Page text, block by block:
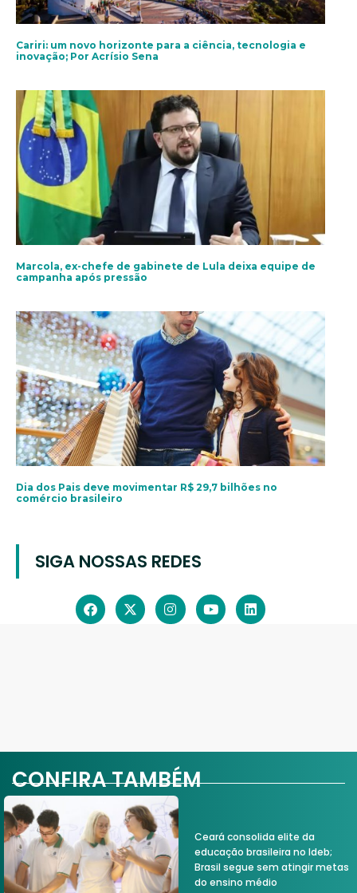
Cariri: um novo horizonte para a ciência, tecnologia e
inovação; Por Acrísio Sena
Marcola, ex-chefe de gabinete de Lula deixa equipe de
campanha após pressão
Dia dos Pais deve movimentar R$ 29,7 bilhões no
comércio brasileiro
SIGA NOSSAS REDES
CONFIRA TAMBÉM
Ceará consolida elite da
educação brasileira no Ideb;
Brasil segue sem atingir metas
do ensino médio